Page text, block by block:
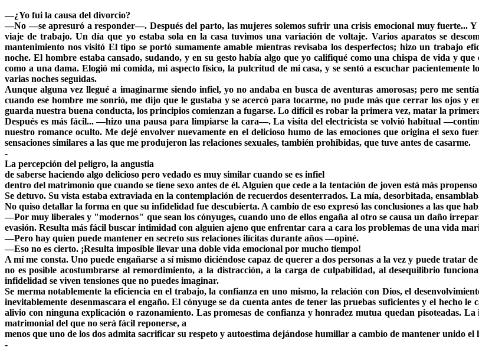
—¿Yo fui la causa del divorcio?
—No —se apresuró a responder—. Después del parto, las mujeres solemos sufrir una crisis emocional muy fuerte...
viaje de trabajo. Un día que yo estaba sola en la casa tuvimos una variación de voltaje. Varios aparatos se
mantenimiento nos visitó El tipo se portó sumamente amable mientras revisaba los desperfectos; hizo un trabajo
noche. El hombre estaba cansado, sudando, y en su gesto había algo que yo califiqué como una chispa de vida y
como a una dama. Elogió mi comida, mi aspecto físico, la pulcritud de mi casa, y se sentó a escuchar
varias noches seguidas.
Aunque alguna vez llegué a imaginarme siendo infiel, yo no andaba en busca de aventuras amorosas; pero me
cuando ese hombre me sonrió, me dijo que le gustaba y se acercó para tocarme, no pude más que cerrar los ojos
guarda nuestra buena conducta, los principios comienzan a fugarse. Lo difícil es robar la primera vez, matar la
Después es más fácil... —hizo una pausa para limpiarse la cara—. La visita del electricista se volvió habitual
nuestro romance oculto. Me dejé envolver nuevamente en el delicioso humo de las emociones que origina el sexo
sensaciones similares a las que me produjeron las relaciones sexuales, también prohibidas, que tuve antes de casarme.
-
La percepción del peligro, la angustia
de saberse haciendo algo delicioso pero vedado es muy similar cuando se es infiel
dentro del matrimonio que cuando se tiene sexo antes de él. Alguien que cede a la tentación de joven está más
Se detuvo. Su vista estaba extraviada en la contemplación de recuerdos desenterrados. La mía, desorbitada,
No quiso detallar la forma en que su infidelidad fue descubierta. A cambio de eso expresó las conclusiones a las que
—Por muy liberales y "modernos" que sean los cónyuges, cuando uno de ellos engaña al otro se causa un daño
evasión. Resulta más fácil buscar intimidad con alguien ajeno que enfrentar cara a cara los problemas de una vida
—Pero hay quien puede mantener en secreto sus relaciones ilícitas durante años —opiné.
—Eso no es cierto. ¡Resulta imposible llevar una doble vida emocional por mucho tiempo!
A mí me consta. Uno puede engañarse a sí mismo diciéndose capaz de querer a dos personas a la vez y puede
no es posible acostumbrarse al remordimiento, a la distracción, a la carga de culpabilidad, al desequilibrio
infidelidad se viven tensiones que no puedes imaginar.
Se merma notablemente la eficiencia en el trabajo, la confianza en uno mismo, la relación con Dios, el
inevitablemente desenmascara el engaño. El cónyuge se da cuenta antes de tener las pruebas suficientes y el hecho
alivio con ninguna explicación o razonamiento. Las promesas de confianza y honradez mutua quedan pisoteadas.
matrimonial del que no será fácil reponerse, a
menos que uno de los dos admita sacrificar su respeto y autoestima dejándose humillar a cambio de mantener unido el
-